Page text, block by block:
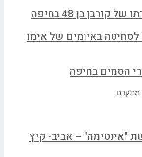
קורבן בן 48 בחיפה
לסחיטה באיומים של אימו
הסמים בחיפה
"אינטימה" – אביב- קיץ